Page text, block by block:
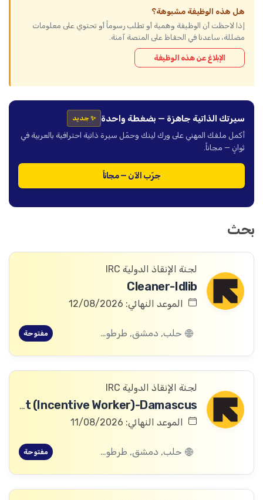
هل هذه الوظيفة مشبوهة؟
إذا لاحظت أن الوظيفة وهمية أو تطلب رسوماً أو تحتوي على معلومات
مضللة، ساعدنا في الحفاظ على المنصة آمنة.
الإبلاغ عن هذه الوظيفة
سيرتك الذاتية جاهزة — بضغطة واحدة ✨ جديد
أكمل ملفك المهني على ورك لينك وحمّل سيرة ذاتية احترافية بالعربية في
ثوانٍ — مجاناً.
جرّب الآن — مجاناً
بحث
لجنة الإنقاذ الدولية IRC
Cleaner-Idlib
الموعد النهائي: 12/08/2026
حلب, دمشق, طرطوس, ريف دمشق, ديرالزور, درعا, السويداء, إدلب, القنيطرة, اللاذقية, الرقة, حمص, الحسكة, حماة مفتوحة
لجنة الإنقاذ الدولية IRC
Logistics Assistant (Incentive Worker)-Damascus
الموعد النهائي: 11/08/2026
حلب, دمشق, طرطوس, ريف دمشق, ديرالزور, درعا, السويداء, إدلب, القنيطرة, اللاذقية, الرقة, حمص, الحسكة, حماة مفتوحة